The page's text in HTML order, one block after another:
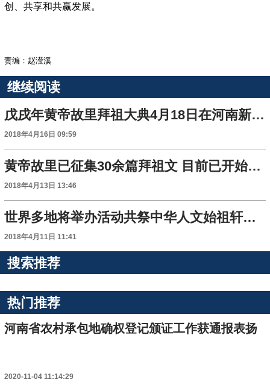
创、共享和共赢发展。
责编：赵滢溪
继续阅读
戊戌年黄帝故里拜祖大典4月18日在河南新郑举行
2018年4月16日 09:59
黄帝故里已征集30余篇拜祖文 目前已开始汇编成册
2018年4月13日 13:46
世界多地将举办活动共祭中华人文始祖轩辕黄帝
2018年4月11日 11:41
搜索推荐
热门推荐
河南省农村承包地确权登记颁证工作获通报表扬
2020-11-04 11:14:29